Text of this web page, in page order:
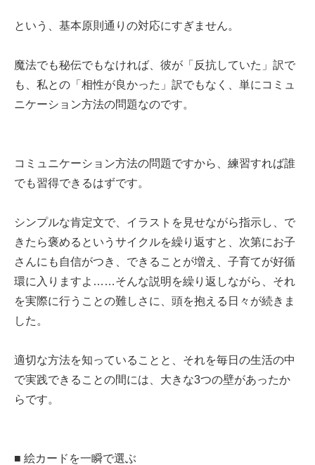
という、基本原則通りの対応にすぎません。
魔法でも秘伝でもなければ、彼が「反抗していた」訳で
も、私との「相性が良かった」訳でもなく、単にコミュ
ニケーション方法の問題なのです。
コミュニケーション方法の問題ですから、練習すれば誰
でも習得できるはずです。
シンプルな肯定文で、イラストを見せながら指示し、で
きたら褒めるというサイクルを繰り返すと、次第にお子
さんにも自信がつき、できることが増え、子育てが好循
環に入りますよ……そんな説明を繰り返しながら、それ
を実際に行うことの難しさに、頭を抱える日々が続きま
した。
適切な方法を知っていることと、それを毎日の生活の中
で実践できることの間には、大きな3つの壁があったか
らです。
■ 絵カードを一瞬で選ぶ